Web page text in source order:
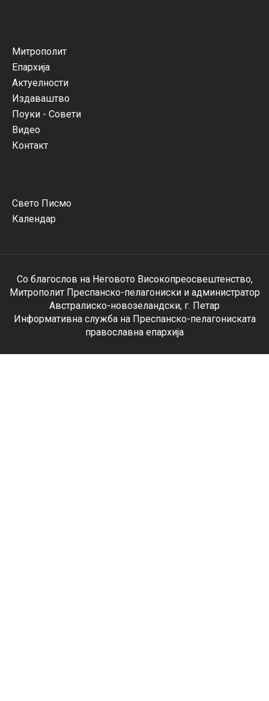
Митрополит
Епархија
Актуелности
Издаваштво
Поуки - Совети
Видео
Контакт
Свето Писмо
Календар
Со благослов на Неговото Високопреосвештенство,
Митрополит Преспанско-пелагониски и администратор
Австралиско-новозеландски, г. Петар
Информативна служба на Преспанско-пелагониската
православна епархија